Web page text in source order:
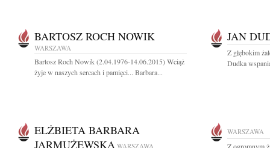
BARTOSZ ROCH NOWIK
WARSZAWA
Bartosz Roch Nowik (2.04.1976-14.06.2015) Wciąż
żyje w naszych sercach i pamięci... Barbara...
JAN
Z głębokim
Dudka
ELŻBIETA BARBARA
JARMUŻEWSKA WARSZAWA
WARSZAWA